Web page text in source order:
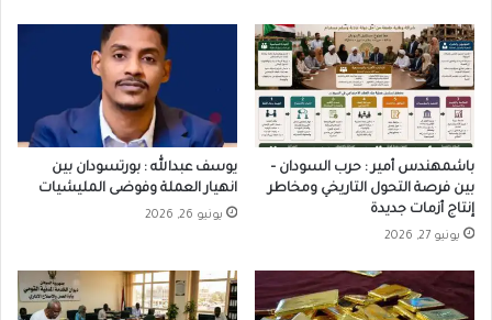
باشمهندس أمير : حرب السودان –
بين فرصة التحول التاريخي ومخاطر
إنتاج أزمات جديدة
يونيو 27, 2026
يوسف عبدالله : بورتسودان بين
انهيار العملة وفوضى المليشيات
يونيو 26, 2026